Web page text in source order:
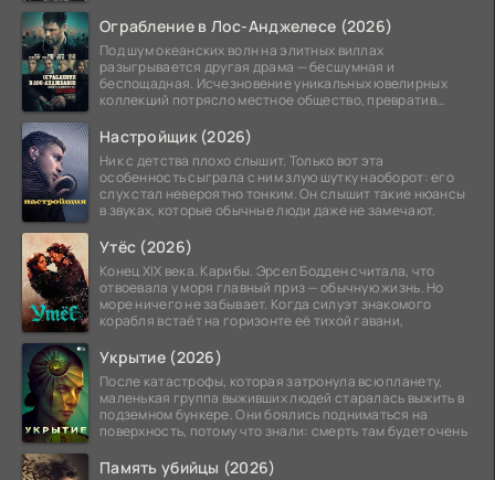
Ограбление в Лос-Анджелесе (2026)
Под шум океанских волн на элитных виллах
разыгрывается другая драма — бесшумная и
беспощадная. Исчезновение уникальных ювелирных
коллекций потрясло местное общество, превратив
Настройщик (2026)
Ник с детства плохо слышит. Только вот эта
особенность сыграла с ним злую шутку наоборот: его
слух стал невероятно тонким. Он слышит такие нюансы
в звуках, которые обычные люди даже не замечают.
Утёс (2026)
Конец XIX века. Карибы. Эрсел Бодден считала, что
отвоевала у моря главный приз — обычную жизнь. Но
море ничего не забывает. Когда силуэт знакомого
корабля встаёт на горизонте её тихой гавани,
Укрытие (2026)
После катастрофы, которая затронула всю планету,
маленькая группа выживших людей старалась выжить в
подземном бункере. Они боялись подниматься на
поверхность, потому что знали: смерть там будет очень
Память убийцы (2026)